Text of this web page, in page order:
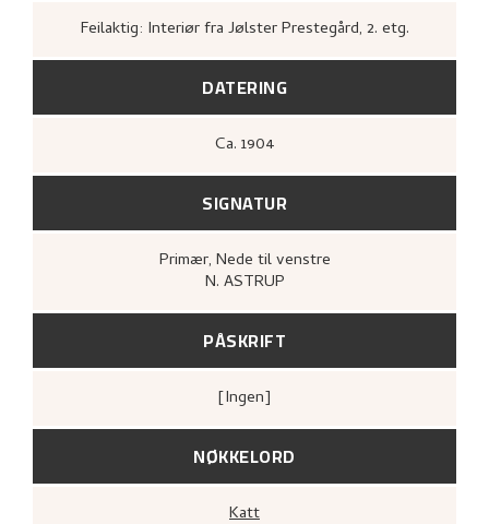
Feilaktig: Interiør fra Jølster Prestegård, 2. etg.
DATERING
Ca. 1904
SIGNATUR
Primær, Nede til venstre
N. ASTRUP
PÅSKRIFT
[ingen]
NØKKELORD
Katt